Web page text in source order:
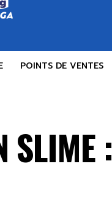
POINTS DE VENTES
SLIME :